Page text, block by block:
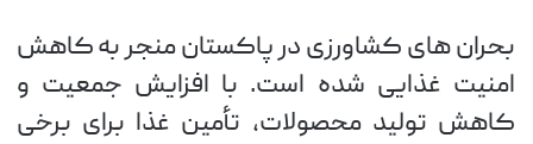
بحران های کشاورزی در پاکستان منجر به کاهش
امنیت غذایی شده است. با افزایش جمعیت و
کاهش تولید محصولات، تأمین غذا برای برخی